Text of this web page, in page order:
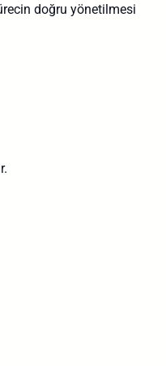
doğru yönetilmesi